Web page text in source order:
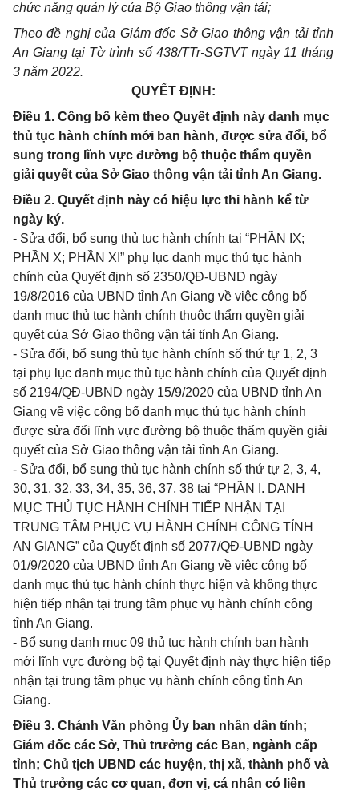
chức năng quản lý của Bộ Giao thông vận tải;
Theo đề nghị của Giám đốc Sở Giao thông vận tải tỉnh
An Giang tại Tờ trình số 438/TTr-SGTVT ngày 11 tháng
3 năm 2022.
QUYẾT ĐỊNH:
Điều 1. Công bố kèm theo Quyết định này danh mục
thủ tục hành chính mới ban hành, được sửa đổi, bổ
sung trong lĩnh vực đường bộ thuộc thẩm quyền
giải quyết của Sở Giao thông vận tải tỉnh An Giang.
Điều 2. Quyết định này có hiệu lực thi hành kể từ
ngày ký.
- Sửa đổi, bổ sung thủ tục hành chính tại “PHẦN IX;
PHẦN X; PHẦN XI” phụ lục danh mục thủ tục hành
chính của Quyết định số 2350/QĐ-UBND ngày
19/8/2016 của UBND tỉnh An Giang về việc công bố
danh mục thủ tục hành chính thuộc thẩm quyền giải
quyết của Sở Giao thông vận tải tỉnh An Giang.
- Sửa đổi, bổ sung thủ tục hành chính số thứ tự 1, 2, 3
tại phụ lục danh mục thủ tục hành chính của Quyết định
số 2194/QĐ-UBND ngày 15/9/2020 của UBND tỉnh An
Giang về việc công bố danh mục thủ tục hành chính
được sửa đổi lĩnh vực đường bộ thuộc thẩm quyền giải
quyết của Sở Giao thông vận tải tỉnh An Giang.
- Sửa đổi, bổ sung thủ tục hành chính số thứ tự 2, 3, 4,
30, 31, 32, 33, 34, 35, 36, 37, 38 tại “PHẦN I. DANH
MỤC THỦ TỤC HÀNH CHÍNH TIẾP NHẬN TẠI
TRUNG TÂM PHỤC VỤ HÀNH CHÍNH CÔNG TỈNH
AN GIANG” của Quyết định số 2077/QĐ-UBND ngày
01/9/2020 của UBND tỉnh An Giang về việc công bố
danh mục thủ tục hành chính thực hiện và không thực
hiện tiếp nhận tại trung tâm phục vụ hành chính công
tỉnh An Giang.
- Bổ sung danh mục 09 thủ tục hành chính ban hành
mới lĩnh vực đường bộ tại Quyết định này thực hiện tiếp
nhận tại trung tâm phục vụ hành chính công tỉnh An
Giang.
Điều 3. Chánh Văn phòng Ủy ban nhân dân tỉnh;
Giám đốc các Sở, Thủ trưởng các Ban, ngành cấp
tỉnh; Chủ tịch UBND các huyện, thị xã, thành phố và
Thủ trưởng các cơ quan, đơn vị, cá nhân có liên